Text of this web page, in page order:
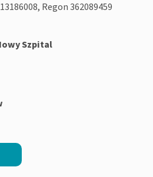
Regon 362089459
Szpital